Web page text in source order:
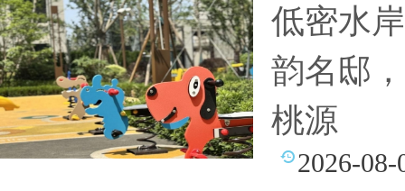
低密水
韵名邸
桃源
2026-08-